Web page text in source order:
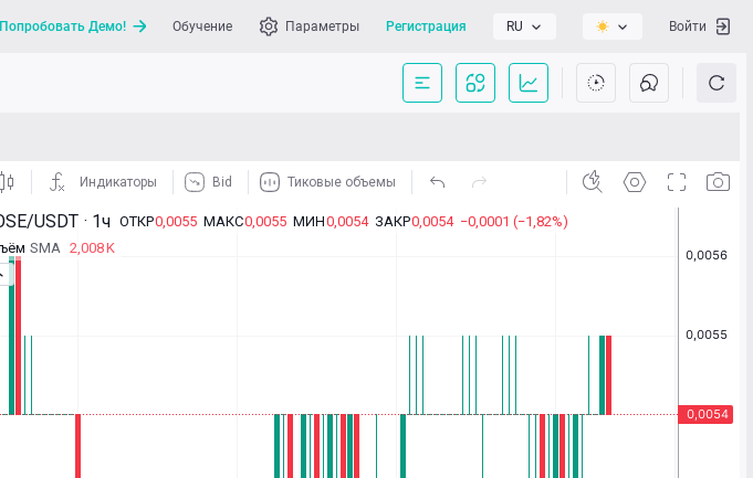
Отправить запрос / Написать нам
Попробовать Демо! Обучение Параметры Регистрация RU Войти